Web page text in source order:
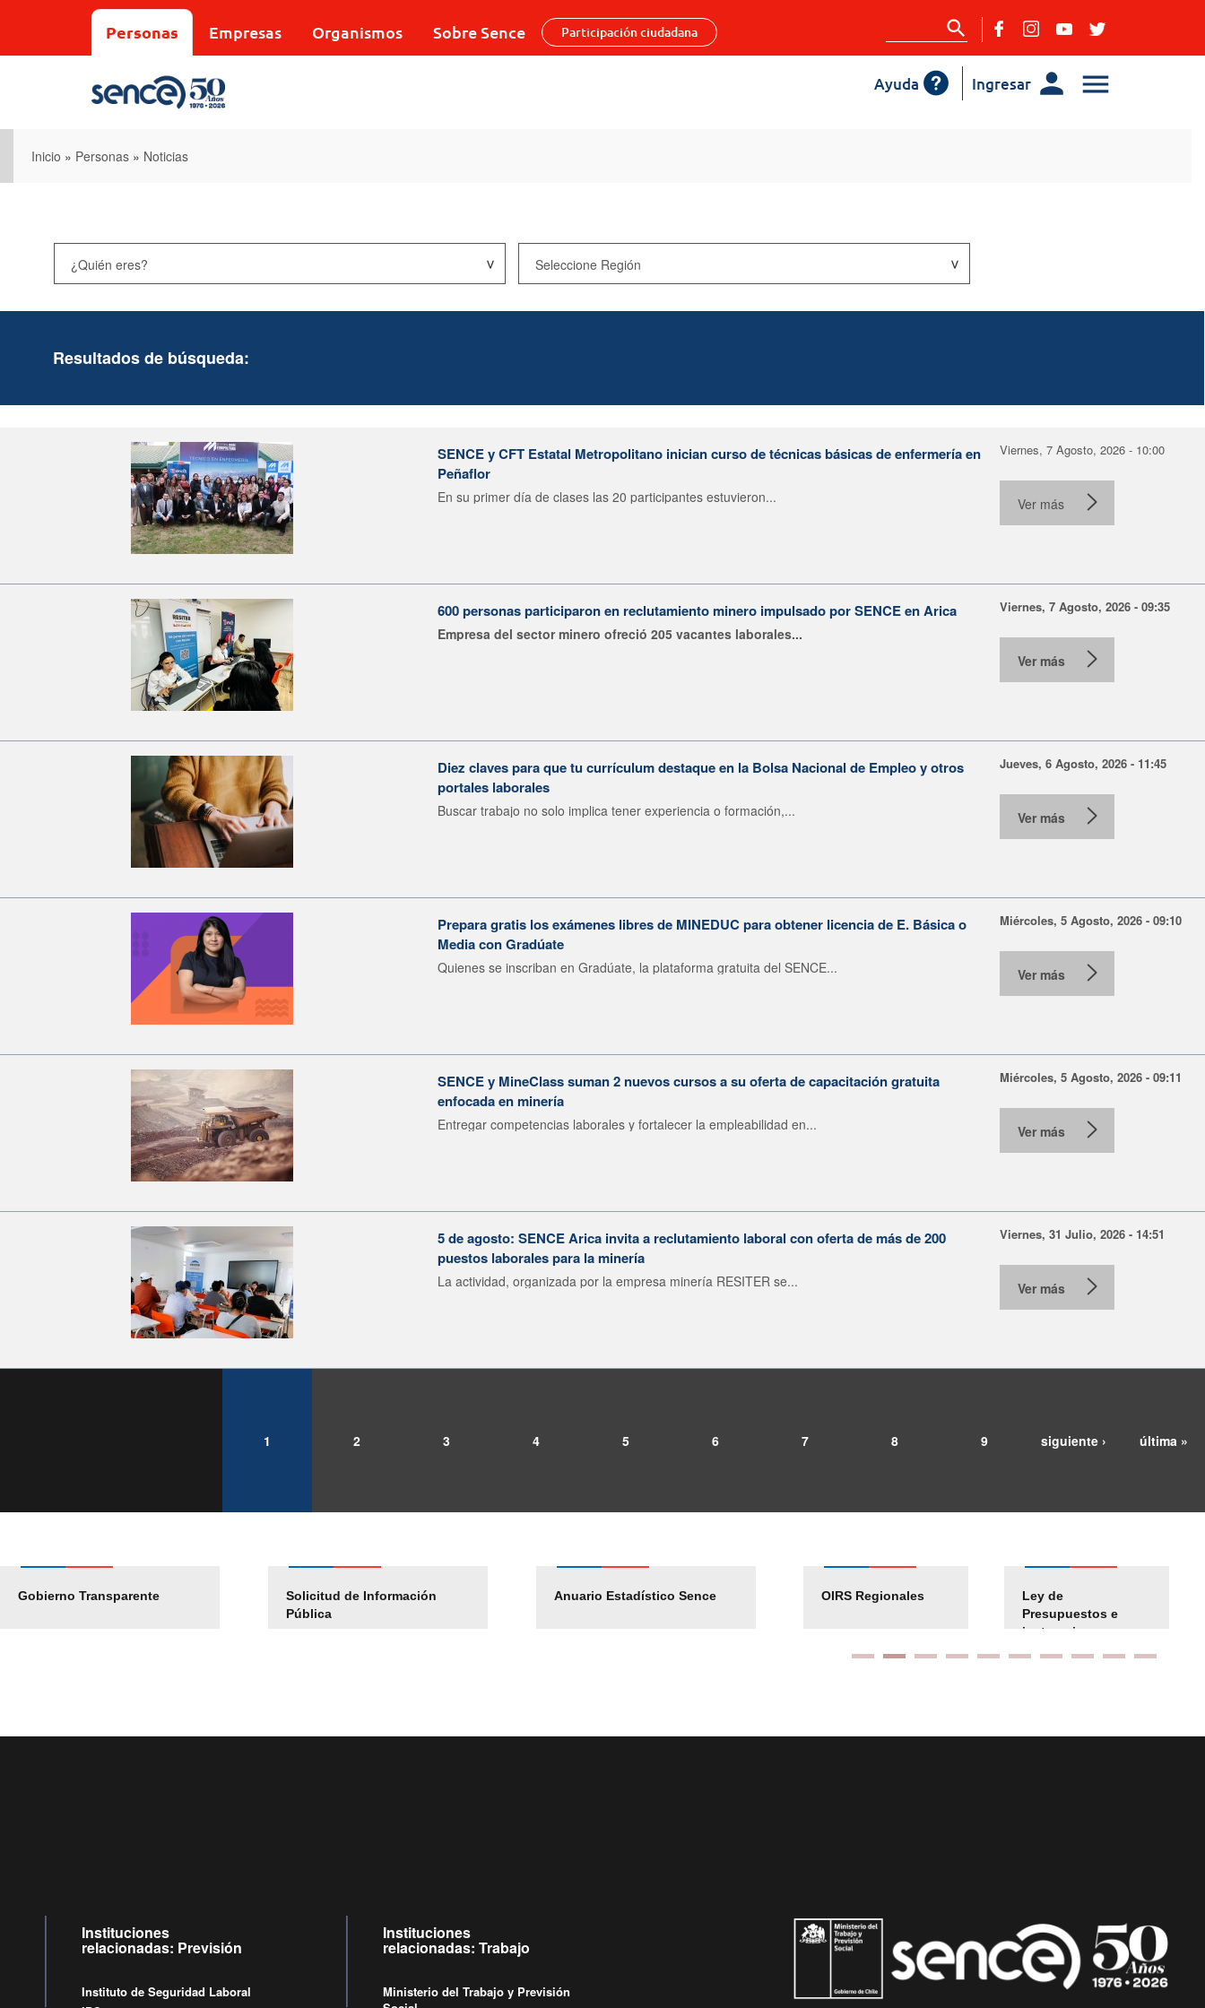
Personas Empresas Organismos Sobre Sence Participación ciudadana
Ingresar
Ayuda
Inicio » Personas » Noticias
Resultados de búsqueda:
SENCE y CFT Estatal Metropolitano inician curso de técnicas básicas de enfermería en
Peñaflor
En su primer día de clases las 20 participantes estuvieron...
Viernes, 7 Agosto, 2026 - 10:00
Ver más
600 personas participaron en reclutamiento minero impulsado por SENCE en Arica
Empresa del sector minero ofreció 205 vacantes laborales...
Viernes, 7 Agosto, 2026 - 09:35
Ver más
Diez claves para que tu currículum destaque en la Bolsa Nacional de Empleo y otros
portales laborales
Buscar trabajo no solo implica tener experiencia o formación,...
Jueves, 6 Agosto, 2026 - 11:45
Ver más
Prepara gratis los exámenes libres de MINEDUC para obtener licencia de E. Básica o
Media con Gradúate
Quienes se inscriban en Gradúate, la plataforma gratuita del SENCE...
Miércoles, 5 Agosto, 2026 - 09:10
Ver más
SENCE y MineClass suman 2 nuevos cursos a su oferta de capacitación gratuita
enfocada en minería
Entregar competencias laborales y fortalecer la empleabilidad en...
Miércoles, 5 Agosto, 2026 - 09:11
Ver más
5 de agosto: SENCE Arica invita a reclutamiento laboral con oferta de más de 200
puestos laborales para la minería
La actividad, organizada por la empresa minería RESITER se...
Viernes, 31 Julio, 2026 - 14:51
Ver más
1 2 3 4 5 6 7 8 9 siguiente › última »
Gobierno Transparente
Solicitud de Información
Pública
Anuario Estadístico Sence
Pago Proveedores
Empleos Públicos
Solicitud Audiencias
OIRS Regionales
Ley de
Presupuestos e
instrucciones
Instituciones
relacionadas: Previsión
Instituto de Seguridad Laboral
Instituciones
relacionadas: Trabajo
Ministerio del Trabajo y Previsión